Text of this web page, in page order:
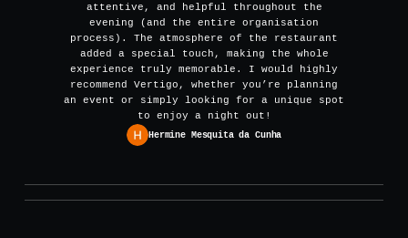
attentive, and helpful throughout the
evening (and the entire organisation
process). The atmosphere of the restaurant
added a special touch, making the whole
experience truly memorable. I would highly
recommend Vertigo, whether you’re planning
an event or simply looking for a unique spot
to enjoy a night out!
Hermine Mesquita da Cunha